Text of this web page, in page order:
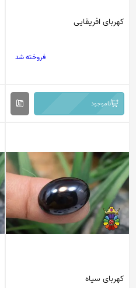
کهربای افریقایی
فروخته شد
ناموجود
کهربای سیاه